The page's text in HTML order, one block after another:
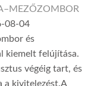
08-04
és
kiemelt felújítása.
végéig tart, és
a kivitelezést.A